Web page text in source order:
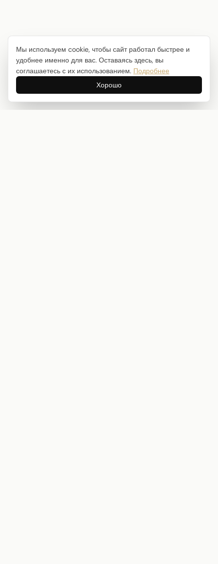
Мы используем cookie, чтобы сайт работал быстрее и
удобнее именно для вас. Оставаясь здесь, вы
соглашаетесь с их использованием. Подробнее
Хорошо